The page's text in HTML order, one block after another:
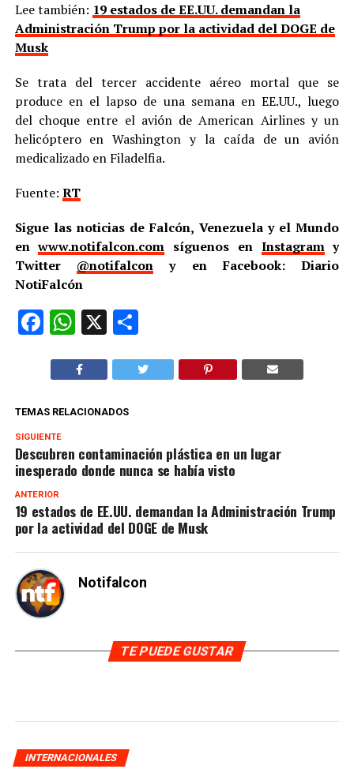
Lee también: 19 estados de EE.UU. demandan la
Administración Trump por la actividad del DOGE de
Musk
Se trata del tercer accidente aéreo mortal que se
produce en el lapso de una semana en EE.UU., luego
del choque entre el avión de American Airlines y un
helicóptero en Washington y la caída de un avión
medicalizado en Filadelfia.
Fuente: RT
Sigue las noticias de Falcón, Venezuela y el Mundo
enwww.notifalcon.com síguenos en Instagramy
Twitter @notifalcon y en Facebook: Diario
NotiFalcón
Facebook
WhatsApp
X Compartir
TEMAS RELACIONADOS
SIGUIENTE
Descubren contaminación plástica en un lugar
inesperado donde nunca se había visto
ANTERIOR
19 estados de EE.UU. demandan la Administración Trump
por la actividad del DOGE de Musk
Notifalcon
TE PUEDE GUSTAR
INTERNACIONALES